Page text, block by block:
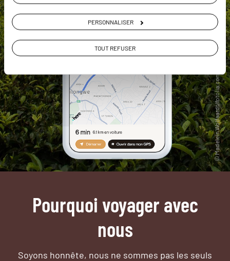
PERSONNALISER
TOUT REFUSER
Pourquoi voyager avec
nous
Soyons honnête, nous ne sommes pas les seuls